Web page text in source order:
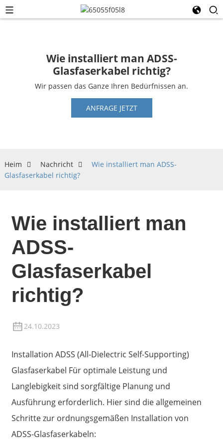
Wie installiert man ADSS-
Glasfaserkabel richtig?
Wir passen das Ganze Ihren Bedürfnissen an.
ANFRAGE JETZT
Heim Nachricht
Wie installiert man ADSS-
Glasfaserkabel richtig?
Wie installiert man
ADSS-
Glasfaserkabel
richtig?
24.10.2023
Installation ADSS (All-Dielectric Self-Supporting)
Glasfaserkabel Für optimale Leistung und
Langlebigkeit sind sorgfältige Planung und
Ausführung erforderlich. Hier sind die allgemeinen
Schritte zur ordnungsgemäßen Installation von
ADSS-Glasfaserkabeln: